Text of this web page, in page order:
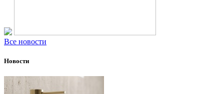
Все новости
Новости